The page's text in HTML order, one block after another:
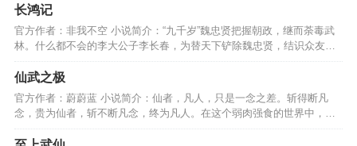
长鸿记
官方作者：非我不空 小说简介：“九千岁”魏忠贤把握朝政，继而荼毒武
林。什么都不会的李大公子李长春，为替天下铲除魏忠贤，结识众友，
重振武林的故事………
仙武之极
官方作者：蔚蔚蓝 小说简介：仙者，凡人，只是一念之差。斩得断凡
念，贵为仙者，斩不断凡念，终为凡人。在这个弱肉强食的世界中，看
他一步步走出自己的辉煌…